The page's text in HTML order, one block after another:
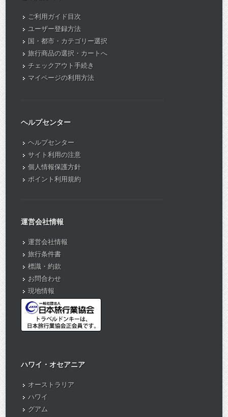
ご利用ガイド目次
ユーザー登録方法
国・都市・カテゴリー選択
旅行商品の選択・カートへ
チェックアウト手続き
マイページの利用方法
ヘルプセンター
ヘルプセンター
サイト利用の注意
個人情報保護方針
ポイント利用規約
運営会社情報
運営会社情報
旅行条件書
標識・約款
お問合わせ
現地情報
ハワイ・オセアニア
オーストラリア
ハワイ
グアム